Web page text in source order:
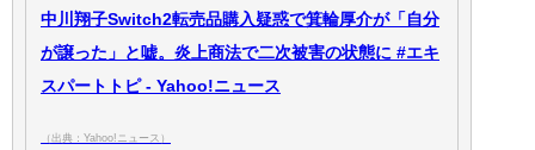
中川翔子Switch2転売品購入疑惑で箕輪厚介が「自分
が譲った」と嘘。炎上商法で二次被害の状態に #エキ
スパートトピ - Yahoo!ニュース
（出典：Yahoo!ニュース）